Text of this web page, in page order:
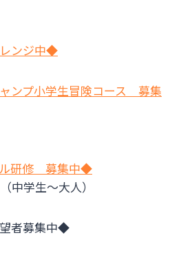
ンジ中◆
ンプ小学生冒険コース 募集
研修 募集中◆
学生～大人）
者募集中◆